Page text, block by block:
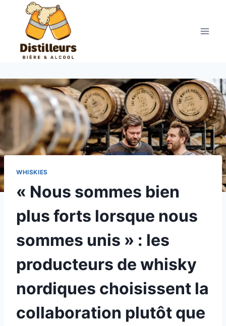
contenu
WHISKIES
« Nous sommes bien
plus forts lorsque nous
sommes unis » : les
producteurs de whisky
nordiques choisissent la
collaboration plutôt que